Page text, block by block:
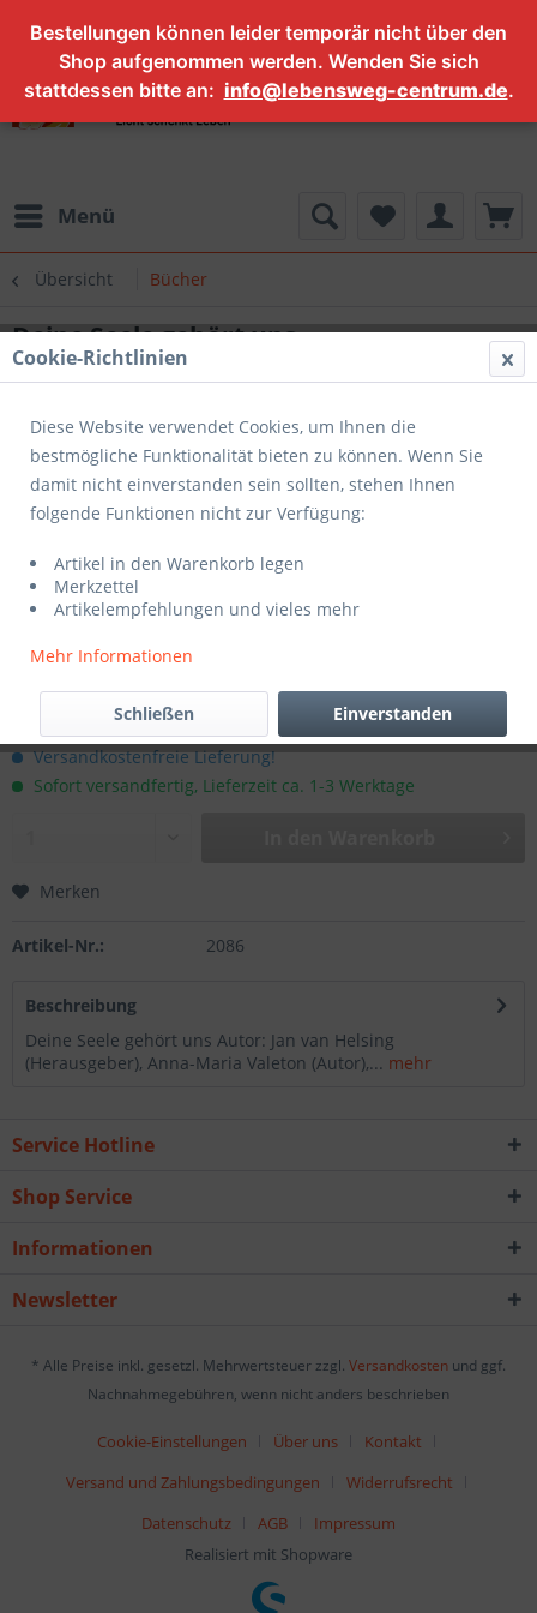
Bestellungen können leider temporär nicht über den
Shop aufgenommen werden. Wenden Sie sich
stattdessen bitte an: info@lebensweg-centrum.de.
Menü
Übersicht Bücher
Deine Seele gehört uns
19,00 € *
Versandkostenfreie Lieferung!
Sofort versandfertig, Lieferzeit ca. 1-3 Werktage
Merken
Artikel-Nr.: 2086
Beschreibung
Deine Seele gehört uns Autor: Jan van Helsing
(Herausgeber), Anna-Maria Valeton (Autor),... mehr
Service Hotline
Shop Service
Informationen
Newsletter
* Alle Preise inkl. gesetzl. Mehrwertsteuer zzgl. Versandkosten und ggf.
Nachnahmegebühren, wenn nicht anders beschrieben
Cookie-Einstellungen Über uns
Kontakt
Versand und Zahlungsbedingungen
Widerrufsrecht
Datenschutz
AGB
Impressum
Realisiert mit Shopware
Cookie-Richtlinien
Diese Website verwendet Cookies, um Ihnen die
bestmögliche Funktionalität bieten zu können. Wenn Sie
damit nicht einverstanden sein sollten, stehen Ihnen
folgende Funktionen nicht zur Verfügung:
Artikel in den Warenkorb legen
Merkzettel
Artikelempfehlungen und vieles mehr
Mehr Informationen
Einverstanden
Schließen